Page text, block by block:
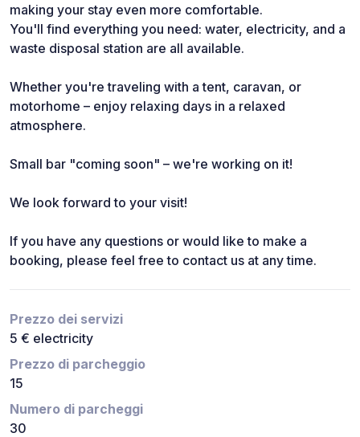
making your stay even more comfortable.
You'll find everything you need: water, electricity, and a
waste disposal station are all available.
Whether you're traveling with a tent, caravan, or
motorhome – enjoy relaxing days in a relaxed
atmosphere.
Small bar "coming soon" – we're working on it!
We look forward to your visit!
If you have any questions or would like to make a
booking, please feel free to contact us at any time.
Prezzo dei servizi
5 € electricity
Prezzo di parcheggio
15
Numero di parcheggi
30